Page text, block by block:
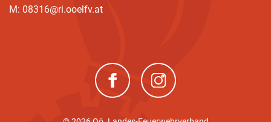
M: 08316@ri.ooelfv.at
(neues Fenster)(neues Fenster)